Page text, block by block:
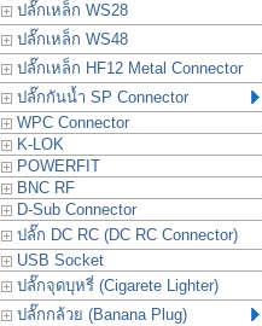
ปลั๊กเหล็ก WS28
ปลั๊กเหล็ก WS48
ปลั๊กเหล็ก HF12 Metal Connector
ปลั๊กกันน้ำ SP Connector
WPC Connector
K-LOK
POWERFIT
BNC RF
D-Sub Connector
ปลั๊ก DC RC (DC RC Connector)
USB Socket
ปลั๊กจุดบุหรี่ (Cigarete Lighter)
ปลั๊กกล้วย (Banana Plug)